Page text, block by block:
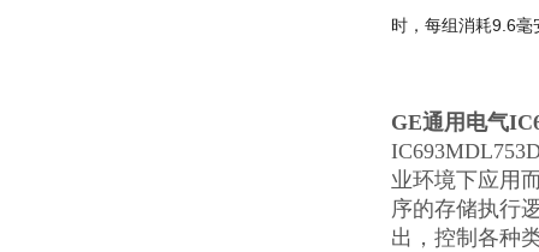
时，每组消耗9.6毫
GE通用电气
业环境下应用
序的存储执行
出，控制各种